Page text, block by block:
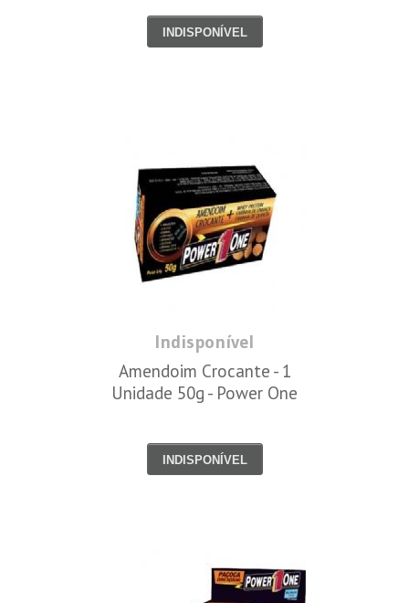
INDISPONÍVEL
Indisponível
Amendoim Crocante - 1
Unidade 50g - Power One
INDISPONÍVEL